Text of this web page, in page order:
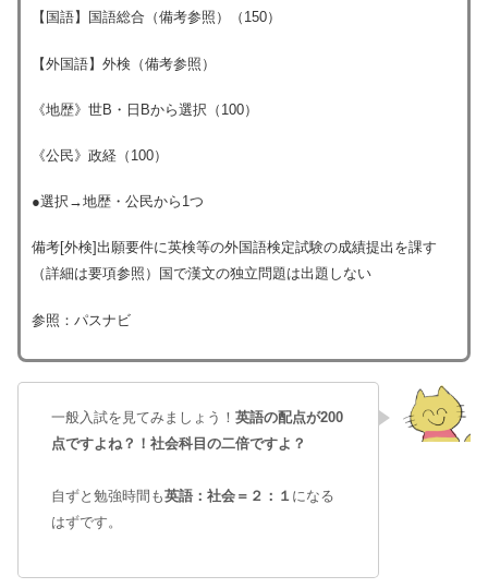
【国語】国語総合（備考参照）（150）
【外国語】外検（備考参照）
《地歴》世B・日Bから選択（100）
《公民》政経（100）
●選択→地歴・公民から1つ
備考[外検]出願要件に英検等の外国語検定試験の成績提出を課す
（詳細は要項参照）国で漢文の独立問題は出題しない
参照：パスナビ
一般入試を見てみましょう！ 英語の配点が200
点ですよね？！社会科目の二倍ですよ？
自ずと勉強時間も英語：社会＝２：１ になる
はずです。